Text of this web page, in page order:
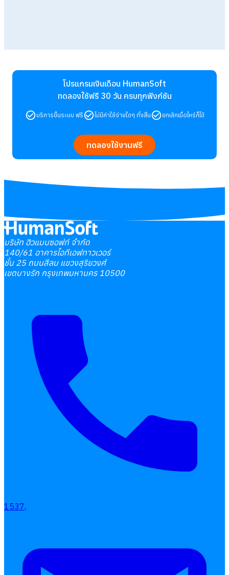
โปรแกรมเงินเดือน HumanSoft
ทดลองใช้ฟรี 30 วัน ครบทุกฟังก์ชัน
บริการขึ้นระบบ ฟรี ไม่มีค่าใช้จ่ายใดๆ ทั้งสิ้น ยกเลิกเมื่อไหร่ก็ได้
ทดลองใช้งานฟรี
บริษัท ฮิวแมนซอฟท์ จำกัด
140/61 อาคารไอทีเอฟทาวเวอร์
ชั้น 25 ถนนสีลม แขวงสุริยวงศ์
เขตบางรัก กรุงเทพมหานคร 10500
1537,